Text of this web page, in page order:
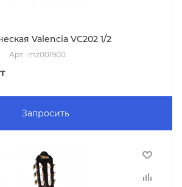
Valencia VC202 1/2
Арт.: mz001900
Запросить